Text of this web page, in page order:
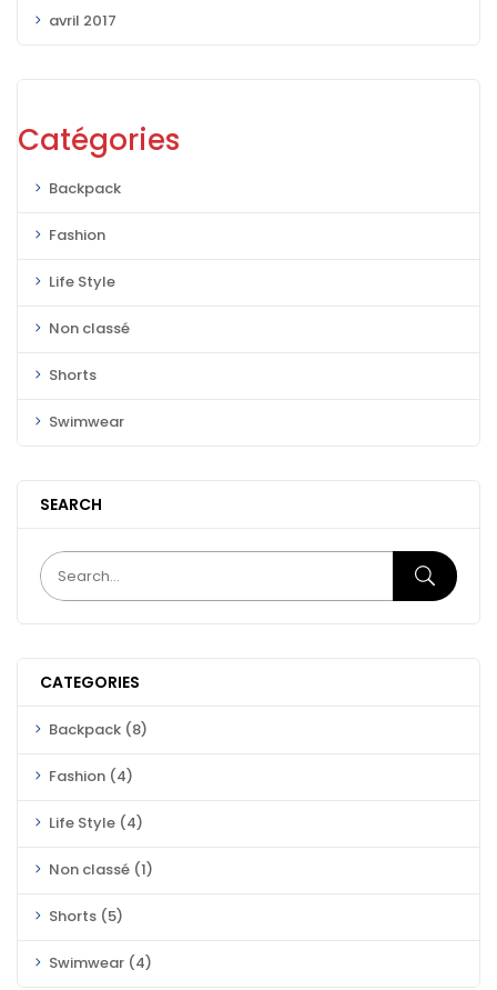
avril 2017
Catégories
Backpack
Fashion
Life Style
Non classé
Shorts
Swimwear
SEARCH
CATEGORIES
Backpack (8)
Fashion (4)
Life Style (4)
Non classé (1)
Shorts (5)
Swimwear (4)